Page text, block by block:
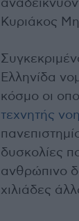
Κυριάκος
Ελληνίδα
κόσμο οι
τεχνητής
δυσκολίες
ανθρώπινο
χιλιάδες